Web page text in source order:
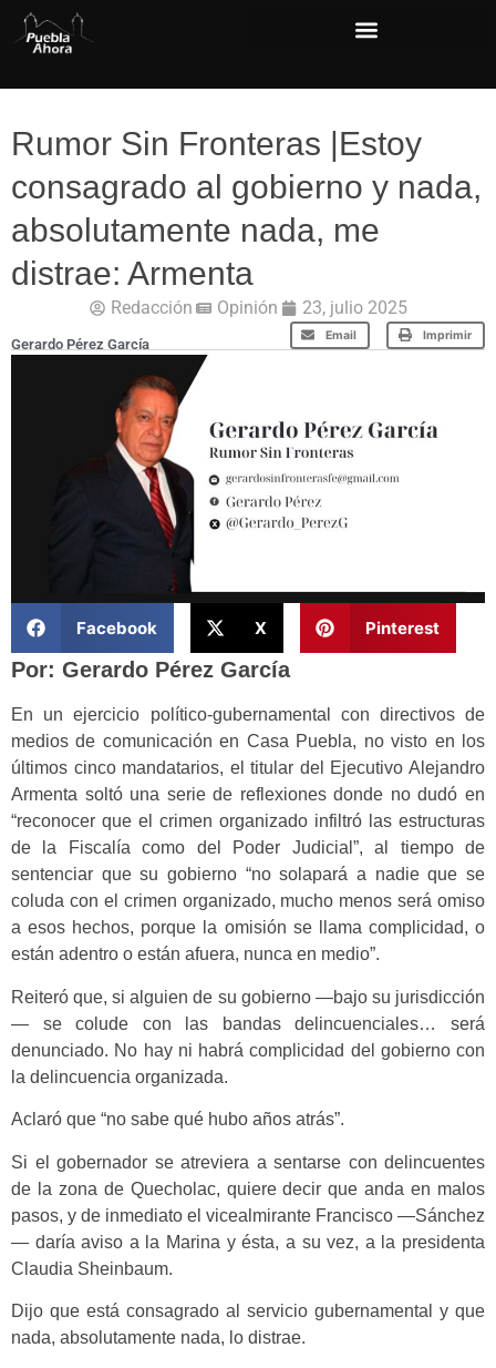
Rumor Sin Fronteras |Estoy
consagrado al gobierno y nada,
absolutamente nada, me
distrae: Armenta
Redacción Opinión 23, julio 2025
Email Imprimir
Gerardo Pérez García
Facebook X Pinterest
Por: Gerardo Pérez García
En un ejercicio político-gubernamental con directivos de
medios de comunicación en Casa Puebla, no visto en los
últimos cinco mandatarios, el titular del Ejecutivo Alejandro
Armenta soltó una serie de reflexiones donde no dudó en
“reconocer que el crimen organizado infiltró las estructuras
de la Fiscalía como del Poder Judicial”, al tiempo de
sentenciar que su gobierno “no solapará a nadie que se
coluda con el crimen organizado, mucho menos será omiso
a esos hechos, porque la omisión se llama complicidad, o
están adentro o están afuera, nunca en medio”.
Reiteró que, si alguien de su gobierno —bajo su jurisdicción
— se colude con las bandas delincuenciales… será
denunciado. No hay ni habrá complicidad del gobierno con
la delincuencia organizada.
Aclaró que “no sabe qué hubo años atrás”.
Si el gobernador se atreviera a sentarse con delincuentes
de la zona de Quecholac, quiere decir que anda en malos
pasos, y de inmediato el vicealmirante Francisco —Sánchez
— daría aviso a la Marina y ésta, a su vez, a la presidenta
Claudia Sheinbaum.
Dijo que está consagrado al servicio gubernamental y que
nada, absolutamente nada, lo distrae.